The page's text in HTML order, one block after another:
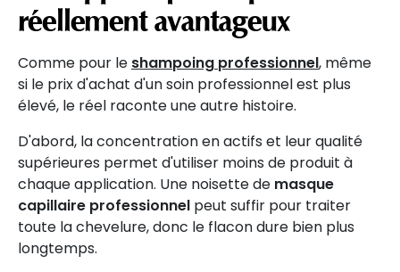
réellement avantageux
Comme pour le shampoing professionnel, même
si le prix d'achat d'un soin professionnel est plus
élevé, le réel raconte une autre histoire.
D'abord, la concentration en actifs et leur qualité
supérieures permet d'utiliser moins de produit à
chaque application. Une noisette de masque
capillaire professionnel peut suffir pour traiter
toute la chevelure, donc le flacon dure bien plus
longtemps.